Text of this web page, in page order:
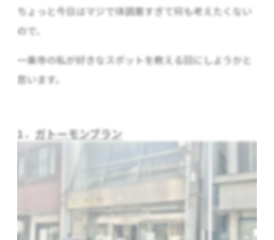
ちょっと今日はマジで体調悪すぎて何も考えたくない
ので、
一乗寺の私が好きなスポットを教える回にしようかと
思います。
1． ガトーモンブラン